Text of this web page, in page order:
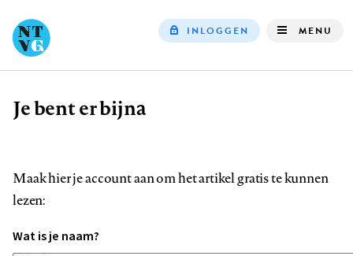
INLOGGEN MENU
Kruimelpad
Je bent er bijna
Maak hier je account aan om het artikel gratis te kunnen
lezen:
Wat is je naam?